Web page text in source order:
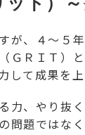
が、４～５
ＧＲＩＴ）
して成果を
力、やり抜
問題ではな